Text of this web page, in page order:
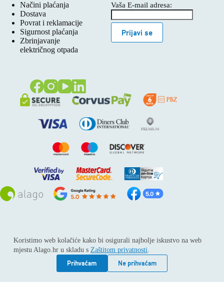
Koristimo web kolačiće kako bi osigurali najbolje iskustvo na web
mjestu Alago.hr u skladu s Zaštitom privatnosti.
Prihvaćam
Ne prihvaćam
Načini plaćanja
Dostava
Povrat i reklamacije
Sigurnost plaćanja
Zbrinjavanje
električnog otpada
Vaša E-mail adresa:
Prijavi se
Sva prava pridržana © 2026
Alago
ALAGO d.o.o. trgovina, usluge i zastupanje stranih tvrtki /
Adresa: Horvati 112, 10436 Rakov potok / Telefon: +385 1
6539 392 / E-mail: kontakt@alago.hr / Podaci o subjektu:
Subjekt je upisan kod Trgovačkog suda u Zagrebu pod
reg.uloškom broj 1-53420. / MBS: 080046630 / OIB: